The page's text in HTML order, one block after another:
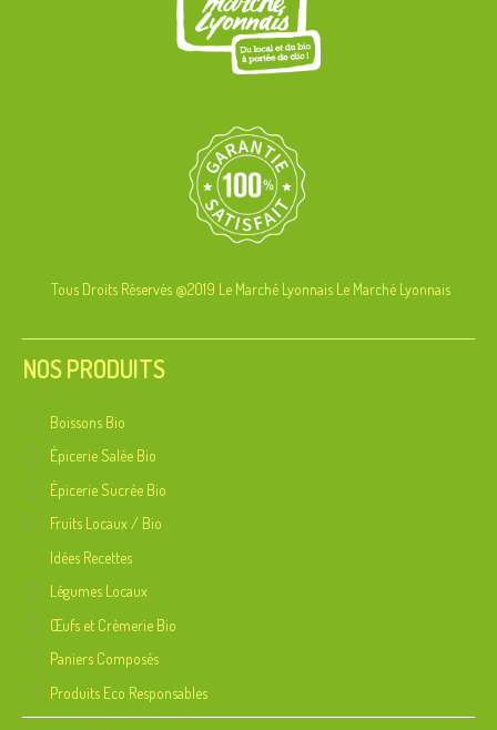
Tous Droits Réservés @2019 Le Marché Lyonnais Le Marché Lyonnais
NOS PRODUITS
Boissons Bio
Épicerie Salée Bio
Épicerie Sucrée Bio
Fruits Locaux / Bio
Idées Recettes
Légumes Locaux
Œufs et Crèmerie Bio
Paniers Composés
Produits Eco Responsables